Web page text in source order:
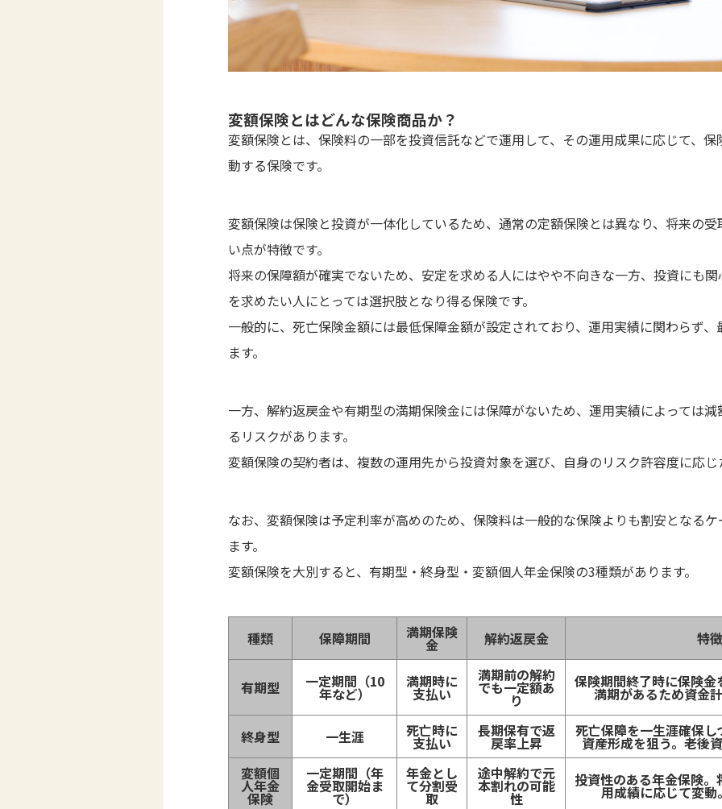
変額保険とはどんな保険商品か？
変額保険とは、保険料の一部を投資信託などで運用して、その運用成果に応じて、
動する保険です。
変額保険は保険と投資が一体化しているため、通常の定額保険とは異なり、将来の
い点が特徴です。
将来の保障額が確実でないため、安定を求める人にはやや不向きな一方、投資にも
を求めたい人にとっては選択肢となり得る保険です。
一般的に、死亡保険金額には最低保障金額が設定されており、運用実績に関わらず
ます。
一方、解約返戻金や有期型の満期保険金には保障がないため、運用実績によっては
るリスクがあります。
変額保険の契約者は、複数の運用先から投資対象を選び、自身のリスク許容度に応
なお、変額保険は予定利率が高めのため、保険料は一般的な保険よりも割安となる
ます。
変額保険を大別すると、有期型・終身型・変額個人年金保険の3種類があります。
種類 保障期間 満期保険
金 解約返戻金 特徴
有期型 一定期間（10
年など）
満期時に
支払い
満期前の解約
でも一定額あ
り
保険期間終了時に保険
満期があるため資金
終身型 一生涯 死亡時に
支払い
長期保有で返
戻率上昇
死亡保障を一生涯確保
資産形成を狙う。老後
変額個
人年金
保険
一定期間（年
金受取開始ま
で）
年金とし
て分割受
取
途中解約で元
本割れの可能
性
投資性のある年金保険
用成績に応じて変